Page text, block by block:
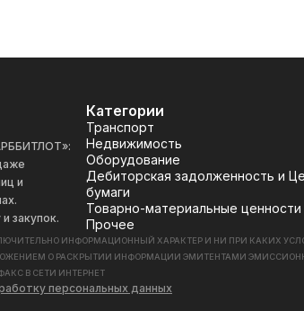
и
закупок.
Категории
Транспорт
Недвижимость
Оборудование
Дебиторская задолженность и
бумаги
Товарно-материальные ценности
Прочее
ИНФОРМАЦИОННЫЙ ХАРАКТЕР И НИ ПРИ КАКИХ
О РАСКРЫТИИ ИНФОРМАЦИИ ЭМИТЕНТАМИ
В СЕТИ ИНТЕРНЕТ
персональных данных